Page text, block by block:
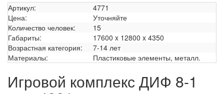
Артикул:
4771
Цена:
Уточняйте
Количество человек:
15
Габариты:
17600 x 12800 x 4350
Возрастная категория:
7-14 лет
Материалы:
Пластиковые элементы, металл.
Игровой комплекс ДИФ 8-1